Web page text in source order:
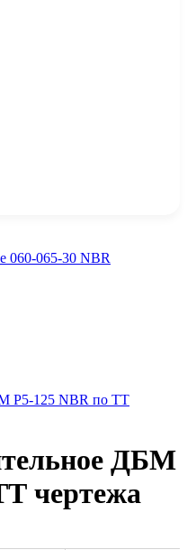
060-065-30 NBR
Р5-125 NBR по ТТ
ДБМ
чертежа